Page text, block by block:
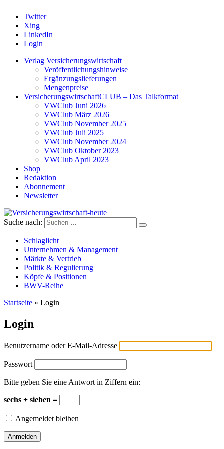
Twitter
Xing
LinkedIn
Login
Verlag Versicherungswirtschaft
Veröffentlichungshinweise
Ergänzungslieferungen
Mengenpreise
VersicherungswirtschaftCLUB – Das Talkformat
VWClub Juni 2026
VWClub März 2026
VWClub November 2025
VWClub Juli 2025
VWClub November 2024
VWClub Oktober 2023
VWClub April 2023
Shop
Redaktion
Abonnement
Newsletter
Versicherungswirtschaft-heute
Suche nach:
Schlaglicht
Unternehmen & Management
Märkte & Vertrieb
Politik & Regulierung
Köpfe & Positionen
BWV-Reihe
Startseite » Login
Login
Benutzername oder E-Mail-Adresse
Passwort
Bitte geben Sie eine Antwort in Ziffern ein:
sechs + sieben =
Angemeldet bleiben